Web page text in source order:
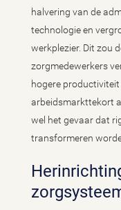
halvering van de
technologie en
werkplezier. Dit zou
zorgmedewerkers
hogere
arbeidsmarkttekort
wel het gevaar dat
transformeren